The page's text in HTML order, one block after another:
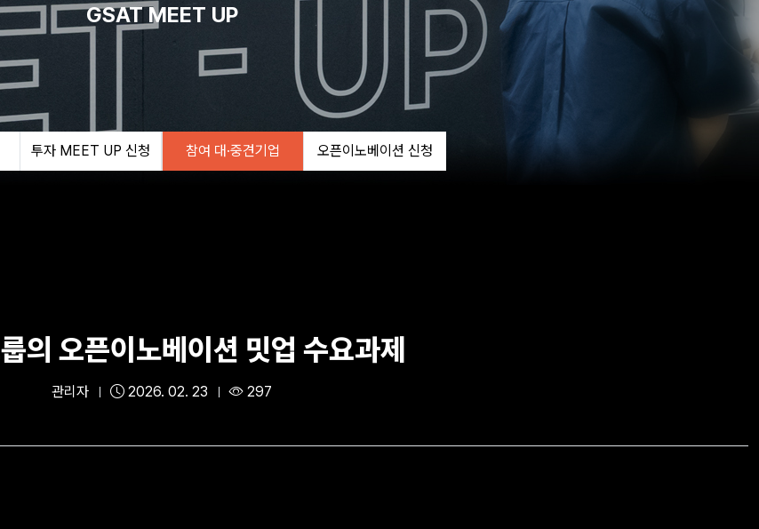
GSATMEET UP
투자 MEET UP 신청 참여 대·중견기업 오픈이노베이션 신청
의 오픈이노베이션 밋업 수요과제
관리자 2026. 02. 23 297